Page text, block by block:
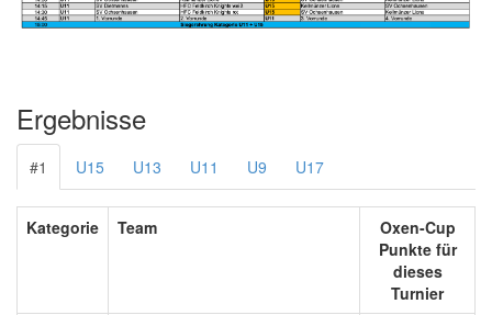
Ergebnisse
#1 U15 U13 U11 U9 U17
Kategorie Team
Oxen-Cup
Punkte für
dieses
Turnier